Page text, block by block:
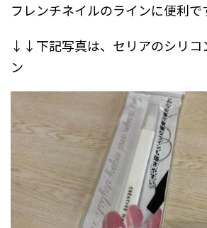
フレンチネイルのラインに便利で
↓↓下記写真は、セリアのシリコ
ン